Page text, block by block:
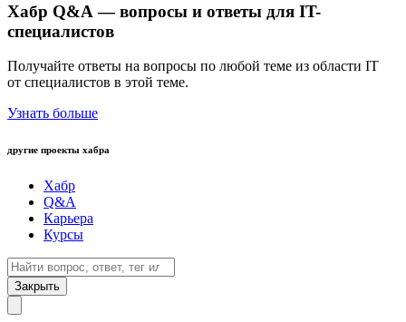
Хабр Q&A — вопросы и ответы для IT-
специалистов
Получайте ответы на вопросы по любой теме из области IT
от специалистов в этой теме.
Узнать больше
другие проекты хабра
Хабр
Q&A
Карьера
Курсы
Закрыть